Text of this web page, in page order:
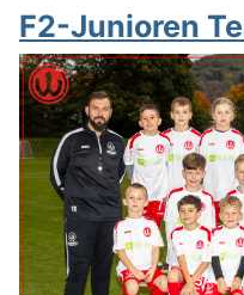
F2-Junioren